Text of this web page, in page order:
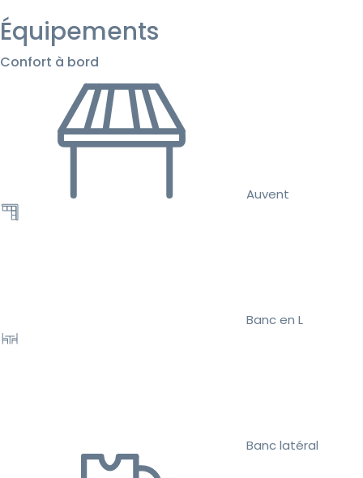
Équipements
Confort à bord
Auvent
Banc en L
Banc latéral